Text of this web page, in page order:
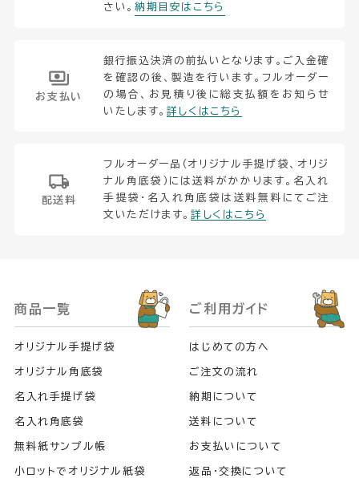
さい。納期目安はこちら
お支払い
銀行振込決済の前払いとなります。ご入金確
を確認の後、製造を行います。フルオーダー
の場合、お見積り後に総支払額をお知らせ
いたします。 詳しくはこちら
配送料
フルオーダー品（オリジナル手提げ袋、オリジ
ナル角底袋）には送料がかかります。名入れ
手提袋・名入れ角底袋は送料無料にてご注
文いただけます。詳しくはこちら
商品一覧
オリジナル手提げ袋
オリジナル角底袋
名入れ手提げ袋
名入れ角底袋
無料紙サンプル帳
小ロットでオリジナル紙袋
ご利用ガイド
はじめての方へ
ご注文の流れ
納期について
送料について
お支払いについて
返品・交換について